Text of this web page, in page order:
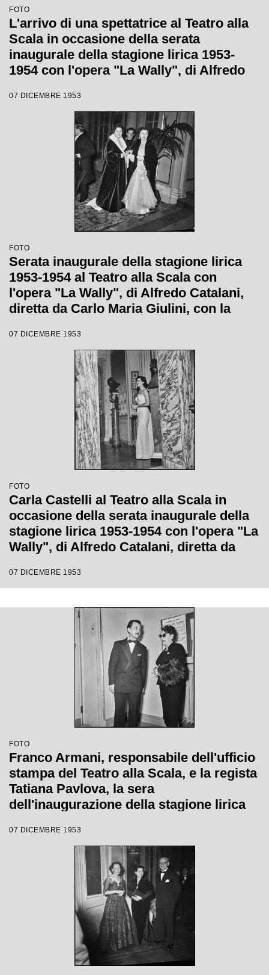
FOTO
L'arrivo di una spettatrice al Teatro alla
Scala in occasione della serata
inaugurale della stagione lirica 1953-
1954 con l'opera "La Wally", di Alfredo
con la regia di Tatiana Pavlova
07 DICEMBRE 1953
FOTO
Serata inaugurale della stagione lirica
1953-1954 al Teatro alla Scala con
l'opera "La Wally", di Alfredo Catalani,
diretta da Carlo Maria Giulini, con la
07 DICEMBRE 1953
FOTO
Carla Castelli al Teatro alla Scala in
occasione della serata inaugurale della
stagione lirica 1953-1954 con l'opera "La
Wally", di Alfredo Catalani, diretta da
Tatiana Pavlova
07 DICEMBRE 1953
FOTO
Franco Armani, responsabile dell'ufficio
stampa del Teatro alla Scala, e la regista
Tatiana Pavlova, la sera
dell'inaugurazione della stagione lirica
Alfredo Catalani, diretta da Carlo Maria
Giulini, con la regia della Pavlova stessa
07 DICEMBRE 1953